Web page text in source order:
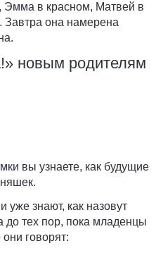
Эмма в красном, Матвей в
Завтра она намерена
новым родителям
вы узнаете, как будущие
уже знают, как назовут
до тех пор, пока младенцы
говорят: